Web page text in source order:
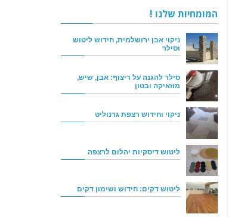
המומחיות שלנו !
ניקוי אבן ירושלמית, חידוש ליטוש
וסילר
סילר להגנה על ריצוף: אבן, שיש,
מוזאיקה ובטון
ניקוי וחידוש רצפת גרנוליט
ליטוש דיסקיות יהלום לרצפה
ליטוש דקים: חידוש ושימון דקים